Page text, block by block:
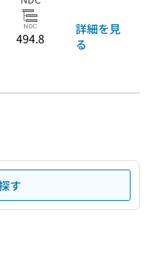
494.8
詳細を見
る
す